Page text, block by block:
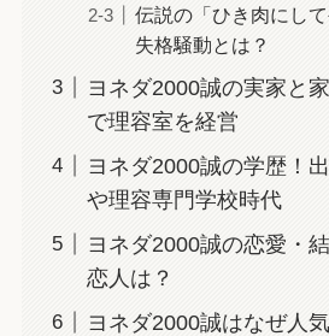
伝説の「ひき肉にし
失格騒動とは？
ヨネダ2000誠の実家と
で理容室を経営
ヨネダ2000誠の学歴！
や理容専門学校時代
ヨネダ2000誠の恋愛・
恋人は？
ヨネダ2000誠はなぜ人